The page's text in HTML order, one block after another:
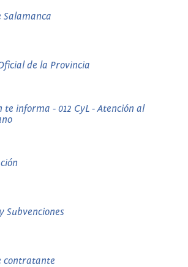
Salamanca
de la Provincia
te informa - 012 CyL - Atención al
Subvenciones
contratante